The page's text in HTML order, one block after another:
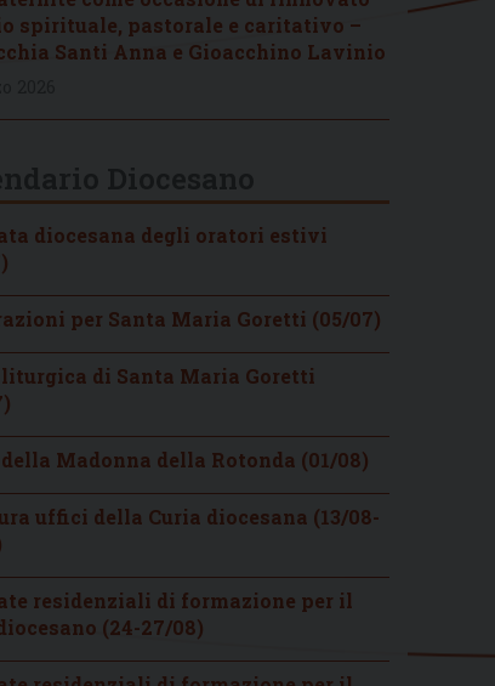
spirituale, pastorale e caritativo –
Santi Anna e Gioacchino Lavinio
diocesana degli oratori estivi
per Santa Maria Goretti (05/07)
liturgica di Santa Maria Goretti
Madonna della Rotonda (01/08)
uffici della Curia diocesana (13/08-
residenziali di formazione per il
(24-27/08)